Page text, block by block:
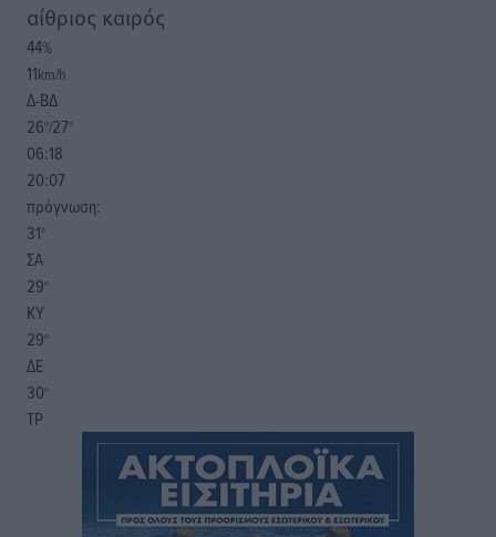
αίθριος καιρός
44%
11km/h
Δ-ΒΔ
26°/27°
06:18
20:07
πρόγνωση:
31°
ΣΑ
29°
ΚΥ
29°
ΔΕ
30°
ΤΡ